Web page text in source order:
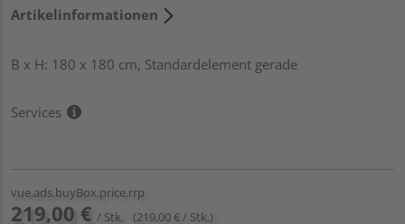
Artikelinformationen
B x H: 180 x 180 cm, Standardelement gerade
Services
vue.ads.buyBox.price.rrp
219,00 € / Stk. (219,00 € / Stk.)